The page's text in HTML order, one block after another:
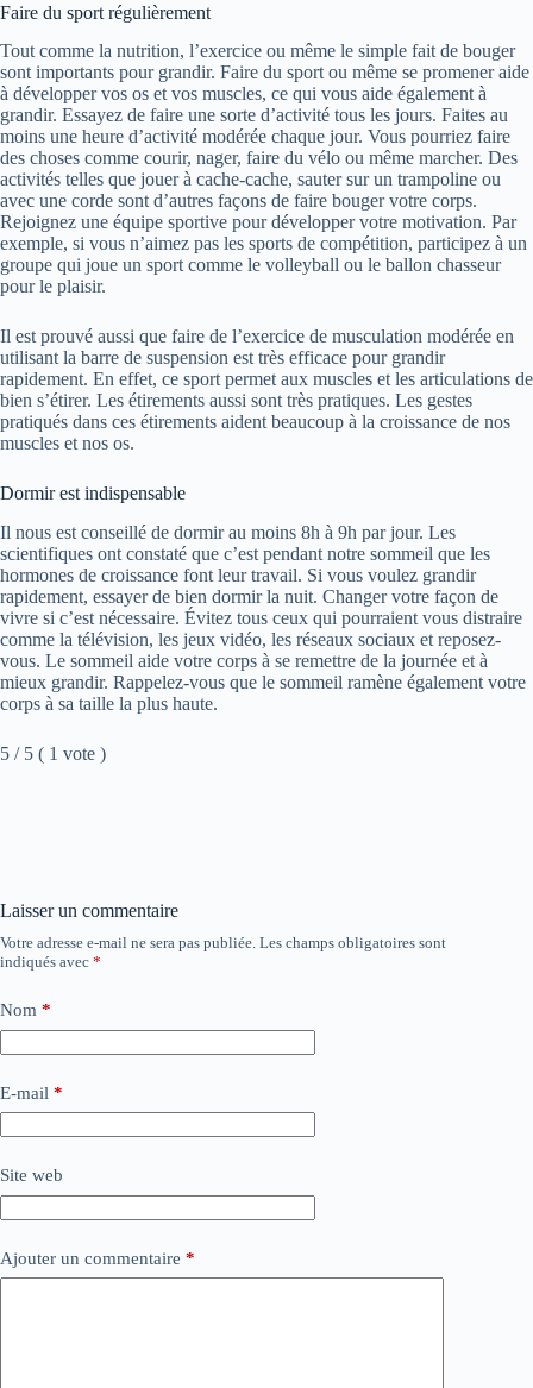
Faire du sport régulièrement
Tout comme la nutrition, l’exercice ou même le simple fait de bouger
sont importants pour grandir. Faire du sport ou même se promener aide
à développer vos os et vos muscles, ce qui vous aide également à
grandir. Essayez de faire une sorte d’activité tous les jours. Faites au
moins une heure d’activité modérée chaque jour. Vous pourriez faire
des choses comme courir, nager, faire du vélo ou même marcher. Des
activités telles que jouer à cache-cache, sauter sur un trampoline ou
avec une corde sont d’autres façons de faire bouger votre corps.
Rejoignez une équipe sportive pour développer votre motivation. Par
exemple, si vous n’aimez pas les sports de compétition, participez à un
groupe qui joue un sport comme le volleyball ou le ballon chasseur
pour le plaisir.
Il est prouvé aussi que faire de l’exercice de musculation modérée en
utilisant la barre de suspension est très efficace pour grandir
rapidement. En effet, ce sport permet aux muscles et les articulations de
bien s’étirer. Les étirements aussi sont très pratiques. Les gestes
pratiqués dans ces étirements aident beaucoup à la croissance de nos
muscles et nos os.
Dormir est indispensable
Il nous est conseillé de dormir au moins 8h à 9h par jour. Les
scientifiques ont constaté que c’est pendant notre sommeil que les
hormones de croissance font leur travail. Si vous voulez grandir
rapidement, essayer de bien dormir la nuit. Changer votre façon de
vivre si c’est nécessaire. Évitez tous ceux qui pourraient vous distraire
comme la télévision, les jeux vidéo, les réseaux sociaux et reposez-
vous. Le sommeil aide votre corps à se remettre de la journée et à
mieux grandir. Rappelez-vous que le sommeil ramène également votre
corps à sa taille la plus haute.
5 / 5 ( 1 vote )
Laisser un commentaire
Votre adresse e-mail ne sera pas publiée. Les champs obligatoires sont
indiqués avec *
Nom *
E-mail *
Site web
Ajouter un commentaire *